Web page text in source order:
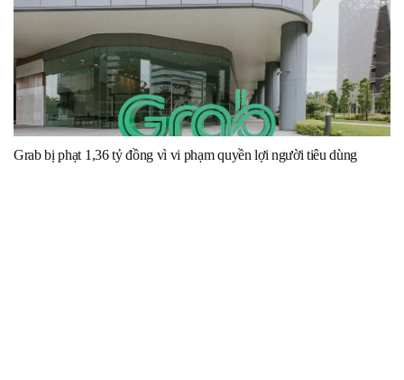
Grab bị phạt 1,36 tỷ đồng vì vi phạm quyền lợi người tiêu dùng